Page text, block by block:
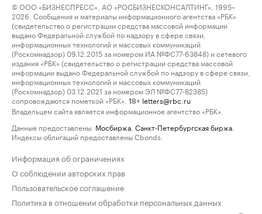
© ООО «БИЗНЕСПРЕСС», АО «РОСБИЗНЕСКОНСАЛТИНГ», 1995–
2026. Сообщения и материалы информационного агентства «РБК»
(свидетельство о регистрации средства массовой информации
выдано Федеральной службой по надзору в сфере связи,
информационных технологий и массовых коммуникаций
(Роскомнадзор) 09.12.2015 за номером ИА №ФС77-63848) и сетевого
издания «РБК» (свидетельство о регистрации средства массовой
информации выдано Федеральной службой по надзору в сфере связи,
информационных технологий и массовых коммуникаций
(Роскомнадзор) 03.12.2021 за номером ЭЛ №ФС77-82385)
сопровождаются пометкой «РБК».
18+ letters@rbc.ru
Владельцем сайта является информационное агентство «РБК».
Данные предоставлены: Мосбиржа Санкт-Петербургская биржа
Индексы облигаций предоставлены Cbonds.
Информация об ограничениях
О соблюдении авторских прав
Пользовательское соглашение
Политика в отношении обработки персональных данных